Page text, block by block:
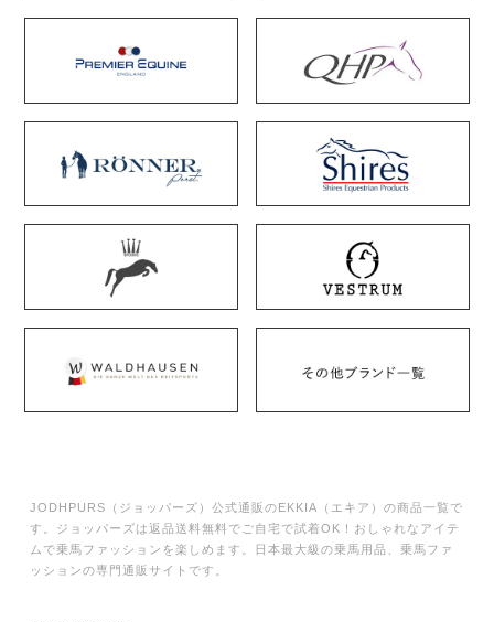
JODHPURS（ジョッパーズ）公式通販のEKKIA（エキア）の商品一覧で
す。ジョッパーズは返品送料無料でご自宅で試着OK！おしゃれなアイテ
ムで乗馬ファッションを楽しめます。日本最大級の乗馬用品、乗馬ファ
ッションの専門通販サイトです。